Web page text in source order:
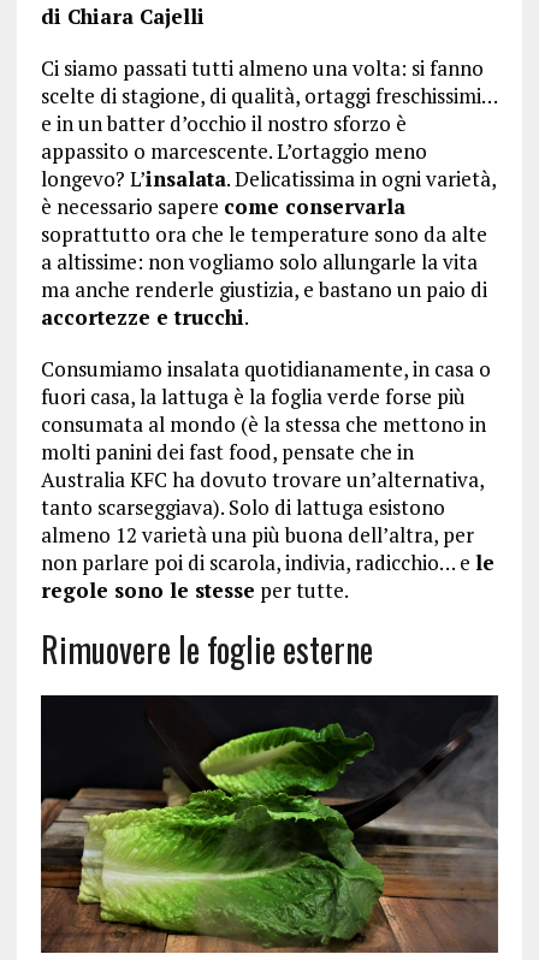
di Chiara Cajelli
Ci siamo passati tutti almeno una volta: si fanno
scelte di stagione, di qualità, ortaggi freschissimi…
e in un batter d’occhio il nostro sforzo è
appassito o marcescente. L’ortaggio meno
longevo? L’insalata. Delicatissima in ogni varietà,
è necessario sapere come conservarla
soprattutto ora che le temperature sono da alte
a altissime: non vogliamo solo allungarle la vita
ma anche renderle giustizia, e bastano un paio di
accortezze e trucchi.
Consumiamo insalata quotidianamente, in casa o
fuori casa, la lattuga è la foglia verde forse più
consumata al mondo (è la stessa che mettono in
molti panini dei fast food, pensate che in
Australia KFC ha dovuto trovare un’alternativa,
tanto scarseggiava). Solo di lattuga esistono
almeno 12 varietà una più buona dell’altra, per
non parlare poi di scarola, indivia, radicchio… e le
regole sono le stesse per tutte.
Rimuovere le foglie esterne